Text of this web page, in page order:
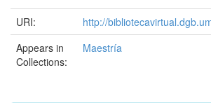
URI:
http://
Appears in
Collections:
Maestría